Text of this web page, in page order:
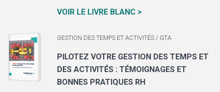
VOIR LE LIVRE BLANC >
GESTION DES TEMPS ET ACTIVITÉS / GTA
PILOTEZ VOTRE GESTION DES TEMPS ET
DES ACTIVITÉS : TÉMOIGNAGES ET
BONNES PRATIQUES RH